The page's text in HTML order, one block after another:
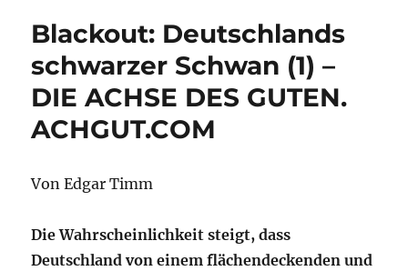
Blackout: Deutschlands
schwarzer Schwan (1) –
DIE ACHSE DES GUTEN.
ACHGUT.COM
Von Edgar Timm
Die Wahrscheinlichkeit steigt, dass
Deutschland von einem flächendeckenden und